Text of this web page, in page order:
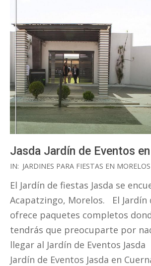
Jasda Jardín de Eventos
2019-
03-
18
IN: JARDINES PARA FIESTAS EN MORELOS
El Jardín de fiestas Jasda se
Acapatzingo, Morelos. El Jardín
ofrece paquetes completos
tendrás que preocuparte por
llegar al Jardín de Eventos
Jardín de Eventos Jasda en